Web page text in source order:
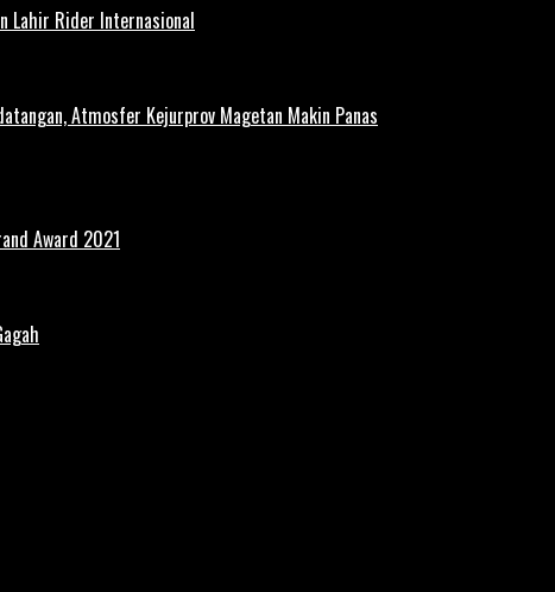
Lahir Rider Internasional
Atmosfer Kejurprov Magetan Makin Panas
Award 2021